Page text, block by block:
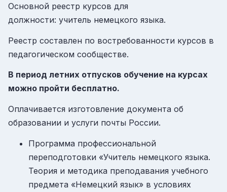
Основной реестр курсов для
должности: учитель немецкого языка.
Реестр составлен по востребованности курсов в
педагогическом сообществе.
В период летних отпусков обучение на курсах
можно пройти бесплатно.
Оплачивается изготовление документа об
образовании и услуги почты России.
Программа профессиональной
переподготовки «Учитель немецкого языка.
Теория и методика преподавания учебного
предмета «Немецкий язык» в условиях